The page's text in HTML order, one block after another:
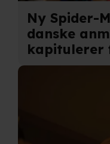
Ny Spider-
danske
kapitulerer